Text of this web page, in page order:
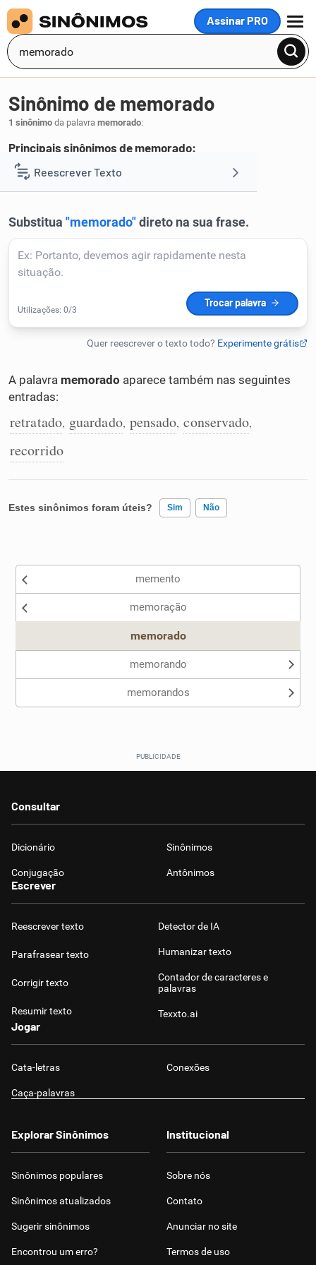
Assinar PRO
MENU
Reescrever Texto
Corrigir Texto
Humanizador de IA
Conexões
Dicionário
Sinônimo de memorado
1 sinônimo da palavra memorado:
Principais sinônimos de memorado:
1 celebrado.
A palavra memorado aparece também nas seguintes
entradas:
retratado, guardado, pensado, conservado,
recorrido
Estes sinônimos foram úteis? Sim Não
Nenhum dos sinônimos apresentados me ajudou
memento
memoração
memorado
memorando
memorandos
Consultar
Dicionário Sinônimos
Conjugação Antônimos
Escrever
Reescrever texto
Parafrasear texto
Corrigir texto
Resumir texto
Detector de IA
Humanizar texto
Contador de caracteres e
palavras
Texxto.ai
Jogar
Cata-letras Conexões
Caça-palavras
Explorar Sinônimos
Sinônimos populares
Sinônimos atualizados
Sugerir sinônimos
Encontrou um erro?
Institucional
Sobre nós
Contato
Anunciar no site
Termos de uso